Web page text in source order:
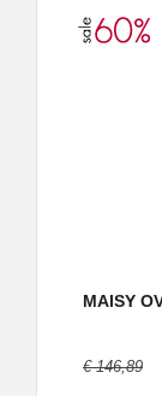
MAISY
€ 146,89